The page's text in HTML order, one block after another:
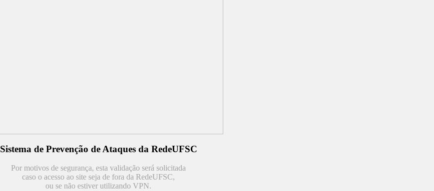
Sistema de Prevenção de Ataques da RedeUFSC
Por motivos de segurança, esta validação será solicitada
caso o acesso ao site seja de fora da RedeUFSC,
ou se não estiver utilizando VPN.